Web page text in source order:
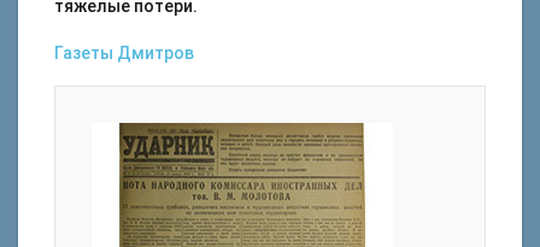
тяжелые потери.
Газеты Дмитров